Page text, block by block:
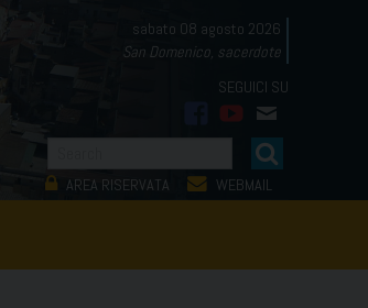
sabato 08 agosto 2026
San Domenico, sacerdote
facebook
youtube
mail
AREA RISERVATA WEBMAIL